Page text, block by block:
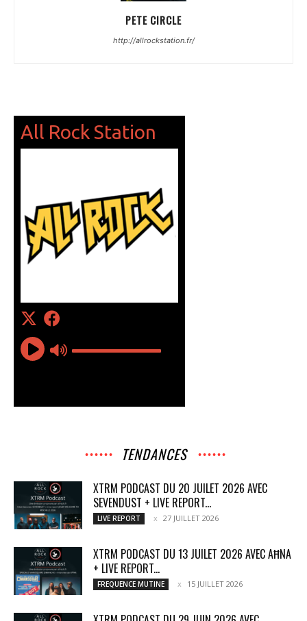
PETE CIRCLE
http://allrockstation.fr/
TENDANCES
XTRM PODCAST DU 20 JUILET 2026 AVEC
SEVENDUST + LIVE REPORT...
LIVE REPORT 27 JUILLET 2026
XTRM PODCAST DU 13 JUILET 2026 AVEC AĦNA
+ LIVE REPORT...
FREQUENCE MUTINE 15 JUILLET 2026